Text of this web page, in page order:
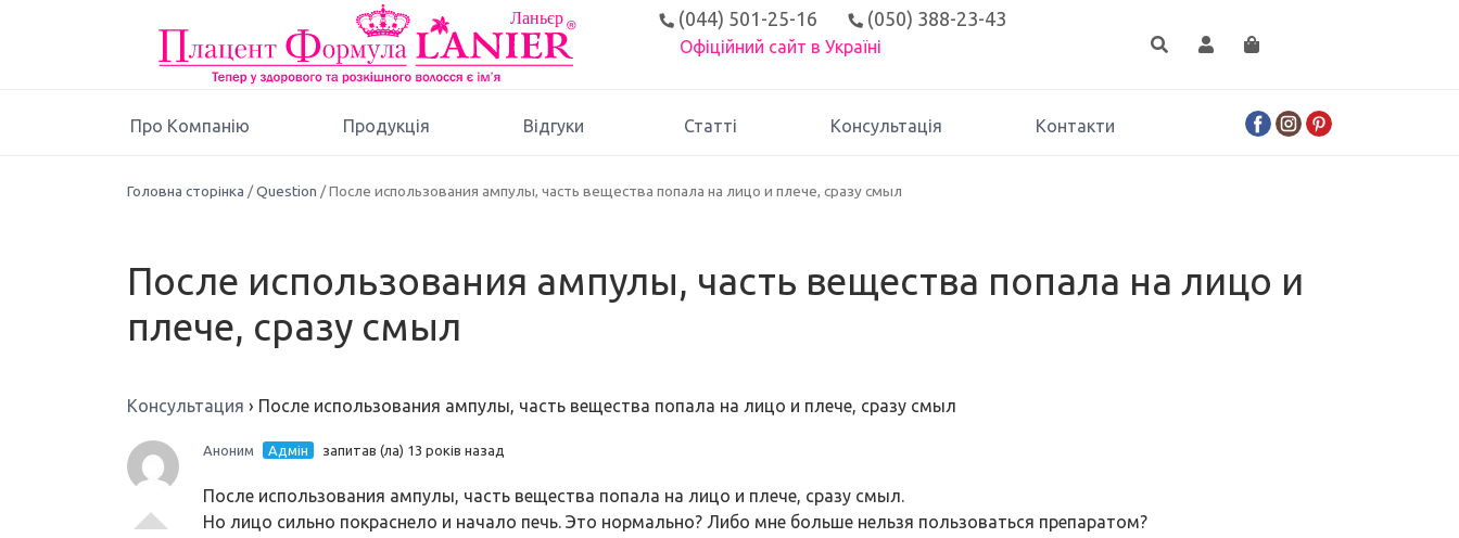
(044) 501-25-16 (050) 388-23-43
Офіційний сайт в Україні
Про Компанію Продукція Відгуки Статті Консультація Контакти
Головна сторінка /Question / После использования ампулы, часть вещества попала на лицо и плече, сразу смыл
После использования ампулы, часть вещества попала на лицо и
плече, сразу смыл
Консультация › После использования ампулы, часть вещества попала на лицо и плече, сразу смыл
Аноним Адмін запитав (ла) 13 років назад
После использования ампулы, часть вещества попала на лицо и плече, сразу смыл.
Но лицо сильно покраснело и начало печь. Это нормально? Либо мне больше нельзя пользоваться препаратом?